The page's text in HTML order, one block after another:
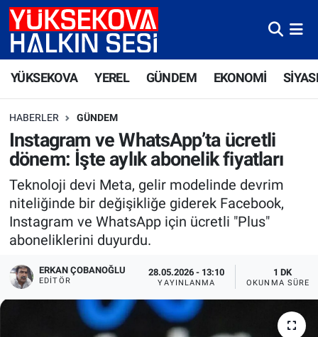
YÜKSEKOVA YEREL GÜNDEM EKONOMİ
HABERLER GÜNDEM
Instagram ve WhatsApp’ta ücretli
dönem: İşte aylık abonelik fiyatları
Teknoloji devi Meta, gelir modelinde devrim
niteliğinde bir değişikliğe giderek Facebook,
Instagram ve WhatsApp için ücretli "Plus"
aboneliklerini duyurdu.
ERKAN ÇOBANOĞLU
EDITÖR
28.05.2026 - 13:10
YAYINLANMA
1 DK
OKUNMA SÜRESI
Yüksekova Nöbetçi Eczaneler
Süper Lig Puan Durumu ve Fikstür
Tüm Manşetler
Son Dakika Haberleri
Haber Arşivi